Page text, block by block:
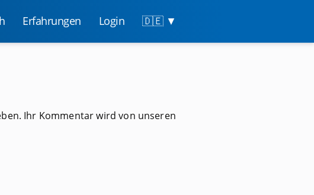
Erfahrungen Login ▼
Ihr Kommentar wird von unseren